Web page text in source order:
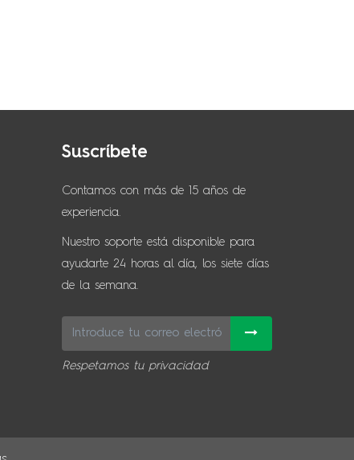
Suscríbete
Contamos con más de 15 años de
experiencia.
Nuestro soporte está disponible para
ayudarte 24 horas al día, los siete días
de la semana.
Respetamos tu privacidad